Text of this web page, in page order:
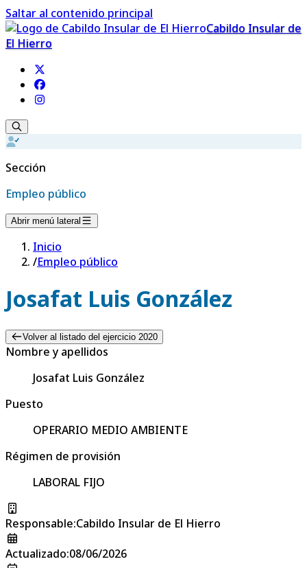
Saltar al contenido principal
Cabildo Insular de
El Hierro
Sección
Empleo público
Abrir menú lateral
Inicio
/Empleo público
Josafat Luis González
Volver al listado del ejercicio 2020
Nombre y apellidos
Josafat Luis González
Puesto
OPERARIO MEDIO AMBIENTE
Régimen de provisión
LABORAL FIJO
Responsable:Cabildo Insular de El Hierro
Actualizado:08/06/2026